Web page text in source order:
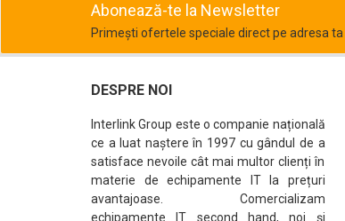
Abonează-te la Newsletter
Primești ofertele speciale direct pe adresa ta
DESPRE NOI
Interlink Group este o companie națională
ce a luat naștere în 1997 cu gândul de a
satisface nevoile cât mai multor clienți în
materie de echipamente IT la prețuri
avantajoase. Comercializam
echipamente IT second hand, noi și